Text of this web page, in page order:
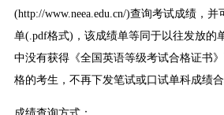
(http://www.neea.edu.cn/)查询考试成绩，
单(.pdf格式)，该成绩单等同于以往发放的
中没有获得《全国英语等级考试合格证书
格的考生，不再下发笔试或口试单科成绩合